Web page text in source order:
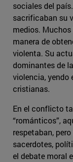
sociales del
sacrificaban su
medios.
manera de
violenta. Su
dominantes de
violencia, yendo
cristianas.
En el conflicto
“románticos”,
respetaban,
sacerdotes,
el debate moral